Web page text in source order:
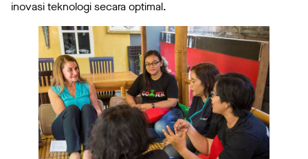
inovasi teknologi secara optimal.